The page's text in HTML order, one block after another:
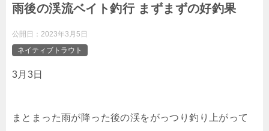
雨後の渓流ベイト釣行 まずまずの好釣果
公開日： 2023年3月5日
ネイティブトラウト
3月3日
まとまった雨が降った後の渓をがっつり釣り上がって